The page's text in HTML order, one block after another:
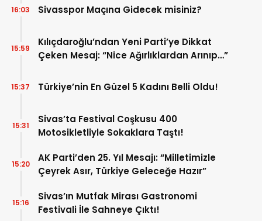
Sivasspor Maçına Gidecek misiniz?
16:03
Kılıçdaroğlu’ndan Yeni Parti’ye Dikkat
Çeken Mesaj: “Nice Ağırlıklardan Arınıp…”
15:59
Türkiye’nin En Güzel 5 Kadını Belli Oldu!
15:37
Sivas’ta Festival Coşkusu 400
Motosikletliyle Sokaklara Taştı!
15:31
AK Parti’den 25. Yıl Mesajı: “Milletimizle
Çeyrek Asır, Türkiye Geleceğe Hazır”
15:20
Sivas’ın Mutfak Mirası Gastronomi
Festivali İle Sahneye Çıktı!
15:16